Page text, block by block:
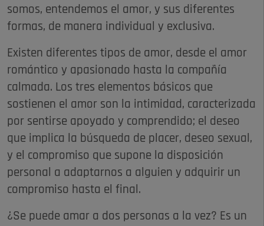
somos, entendemos el amor, y sus diferentes
formas, de manera individual y exclusiva.
Existen diferentes tipos de amor, desde el amor
romántico y apasionado hasta la compañía
calmada. Los tres elementos básicos que
sostienen el amor son la intimidad, caracterizada
por sentirse apoyado y comprendido; el deseo
que implica la búsqueda de placer, deseo sexual,
y el compromiso que supone la disposición
personal a adaptarnos a alguien y adquirir un
compromiso hasta el final.
¿Se puede amar a dos personas a la vez? Es un